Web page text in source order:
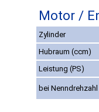
Motor /
Zylinder
Hubraum (ccm)
Leistung (PS)
bei